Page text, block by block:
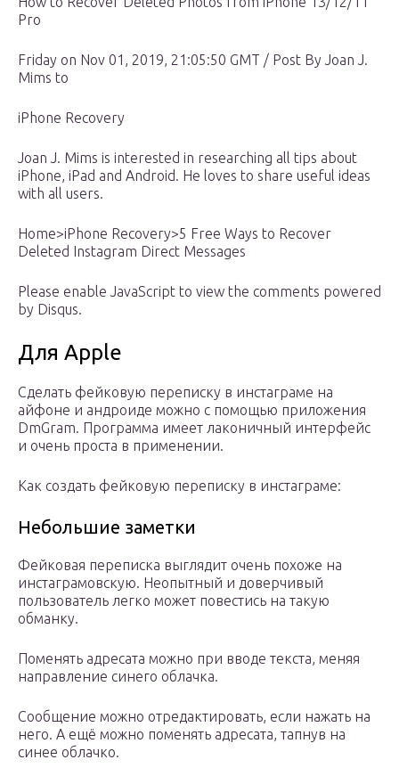
Pro
Friday on Nov 01, 2019, 21:05:50 GMT / Post By Joan J.
Mims to
iPhone Recovery
Joan J. Mims is interested in researching all tips about
iPhone, iPad and Android. He loves to share useful ideas
with all users.
Home>iPhone Recovery>5 Free Ways to Recover
Deleted Instagram Direct Messages
Please enable JavaScript to view the comments powered
by Disqus.
Для Apple
Сделать фейковую переписку в инстаграме на
айфоне и андроиде можно с помощью приложения
DmGram. Программа имеет лаконичный интерфейс
и очень проста в применении.
Как создать фейковую переписку в инстаграме:
Небольшие заметки
Фейковая переписка выглядит очень похоже на
инстаграмовскую. Неопытный и доверчивый
пользователь легко может повестись на такую
обманку.
Поменять адресата можно при вводе текста, меняя
направление синего облачка.
Сообщение можно отредактировать, если нажать на
него. А ещё можно поменять адресата, тапнув на
синее облачко.